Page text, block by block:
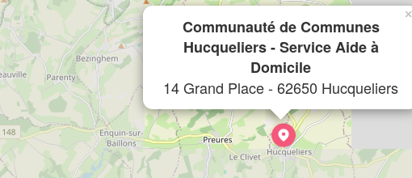
Communauté de Communes
Hucqueliers - Service Aide à
Domicile
14 Grand Place - 62650 Hucqueliers
×